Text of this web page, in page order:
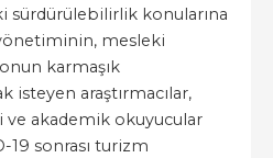
sürdürülebilirlik konularına
mesleki
karmaşık
isteyen araştırmacılar,
akademik okuyucular
19 sonrası turizm